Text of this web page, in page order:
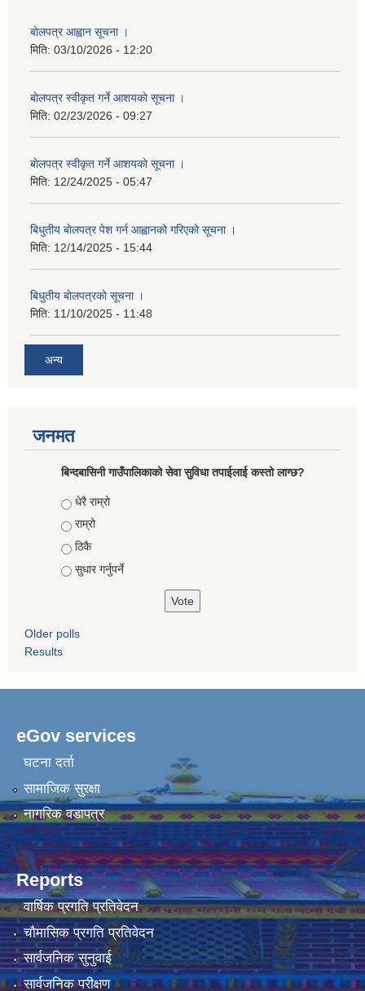
बाेलपत्र आह्वान सूचना ।
मिति: 03/10/2026 - 12:20
बाेलपत्र स्वीकृत गर्ने आशयकाे सूचना ।
मिति: 02/23/2026 - 09:27
बाेलपत्र स्वीकृत गर्ने आशयकाे सूचना ।
मिति: 12/24/2025 - 05:47
बिधुतीय बाेलपत्र पेश गर्न आह्वानको गरिएकाे सूचना ।
मिति: 12/14/2025 - 15:44
बिधुतीय बाेलपत्रकाे सूचना ।
मिति: 11/10/2025 - 11:48
अन्य
जनमत
बिन्दबासिनी गाउँपालिकाको सेवा सुविधा तपाईलाई कस्तो लाग्छ?
Choices
धेरै राम्रो
राम्रो
ठिकै
सुधार गर्नुपर्ने
Older polls
Results
eGov services
घटना दर्ता
सामाजिक सुरक्षा
नागरिक वडापत्र
Reports
वार्षिक प्रगति प्रतिवेदन
चौमासिक प्रगति प्रतिवेदन
सार्वजनिक सुनुवाई
सार्वजनिक परीक्षण